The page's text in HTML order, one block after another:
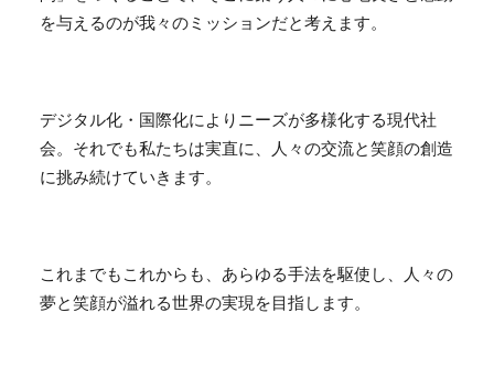
を与えるのが我々のミッションだと考えます。
デジタル化・国際化によりニーズが多様化する現代社
会。それでも私たちは実直に、人々の交流と笑顔の創造
に挑み続けていきます。
これまでもこれからも、あらゆる手法を駆使し、人々の
夢と笑顔が溢れる世界の実現を目指します。